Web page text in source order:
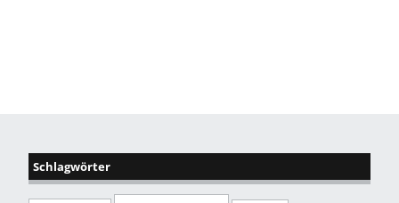
Schlagwörter